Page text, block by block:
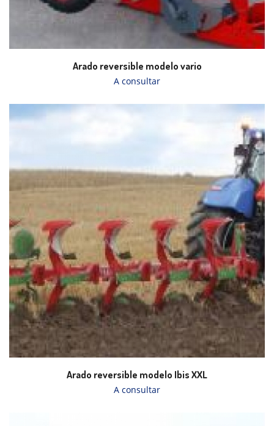
Arado reversible modelo vario
A consultar
Arado reversible modelo Ibis XXL
A consultar